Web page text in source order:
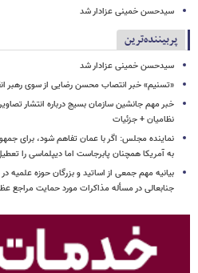
سیدحسن خمینی عزادار شد
پربیننده‌ترین
سیدحسن خمینی عزادار شد
«تسنیم» خبر انتصاب محسن رضایی از سوی رهبر
خبر مهم جانشین سازمان بسیج درباره انتشار
نظامیان + جزئیات
نماینده مجلس: اگر با عمان تفاهم شود، برای
به آمریکا همچنان پابرجاست اما دیپلماسی را
بیانیه مهم جمعی از اساتید و بزرگان حوزه علمیه
جنابعالی در مسأله مذاکرات مورد حمایت مراجع